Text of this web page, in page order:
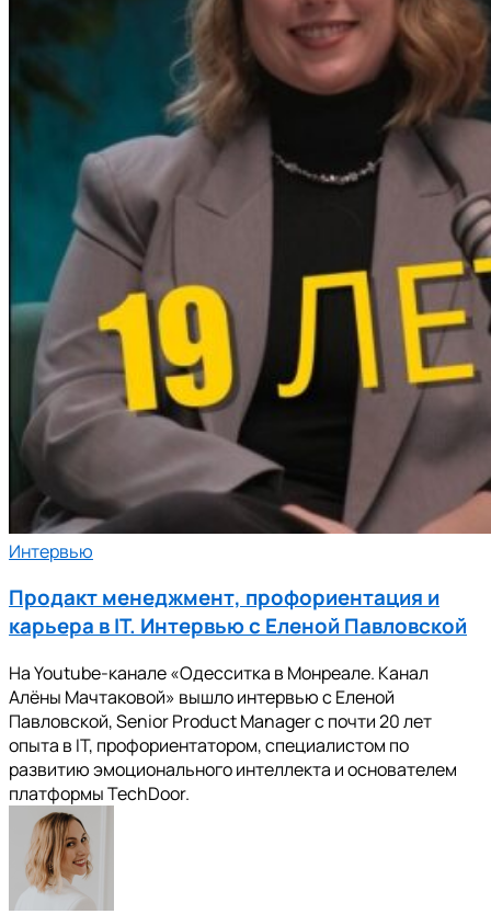
Интервью
Продакт менеджмент, профориентация и
карьера в IT. Интервью с Еленой Павловской
На Youtube-канале «Одесситка в Монреале. Канал
Алёны Мачтаковой» вышло интервью с Еленой
Павловской, Senior Product Manager с почти 20 лет
опыта в IT, профориентатором, специалистом по
развитию эмоционального интеллекта и основателем
платформы TechDoor.